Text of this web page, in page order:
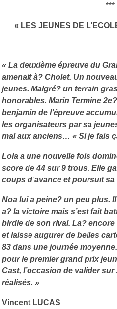
***
« LES JEUNES DE
« La deuxième épreuve du
amenait à? Cholet. Un
jeunes. Malgré? un terrain
honorables. Marin Termine
benjamin de l’épreuve
les organisateurs par sa
mal aux anciens… « Si je fais
Lola a une nouvelle fois
score de 44 sur 9 trous. Elle
coups d’avance et poursuit sa
Noa lui a peine? un peu plus.
a? la victoire mais s’est fait
birdie de son rival. La?
et laisse augurer de belles
83 dans une journée
pour le premier grand prix
Cast, l’occasion de valider
réalisés. »
Vincent LUCAS